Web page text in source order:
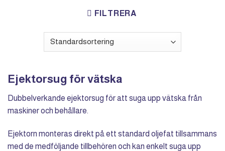
FILTRERA
Ejektorsug för vätska
Dubbelverkande ejektorsug för att suga upp vätska från
maskiner och behållare.
Ejektorn monteras direkt på ett standard oljefat tillsammans
med de medföljande tillbehören och kan enkelt suga upp